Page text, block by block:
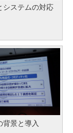
システムの対応
背景と導入